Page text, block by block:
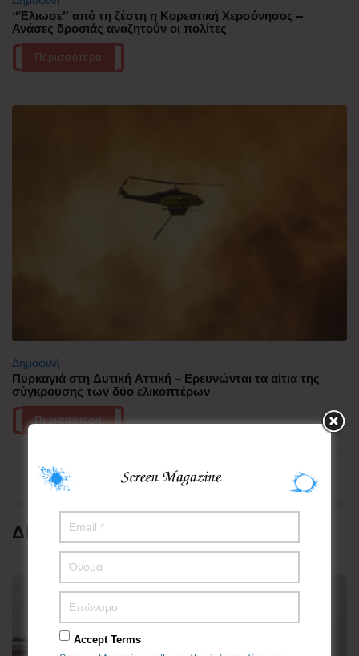
“Έλιωσε” από τη ζέστη η Κορεατική Χερσόνησος –
Ανάσες δροσιάς αναζητούν οι πολίτες
Περισσότερα
Δημοφιλή
Πυρκαγιά στη Δυτική Αττική – Ερευνώνται τα αίτια της
σύγκρουσης των δύο ελικοπτέρων
Περισσότερα
ΔΗΜΟΦΙΛΗ
Accept Terms